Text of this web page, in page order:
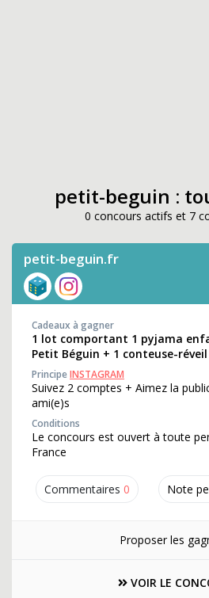
petit-beguin :
0 concours actifs et 7
petit-beguin.fr
Commentaires 0 Note
Cadeaux à gagner
1 lot comportant 1 pyjama
Petit Béguin + 1 conteuse-réveil
PrincipeINSTAGRAM
Suivez 2 comptes + Aimez la
ami(e)s
Conditions
Le concours est ouvert à toute
France
Proposer les
VOIR LE